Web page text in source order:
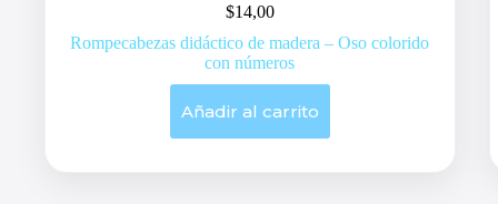
$14,00
Rompecabezas didáctico de madera – Oso colorido
con números
Añadir al carrito